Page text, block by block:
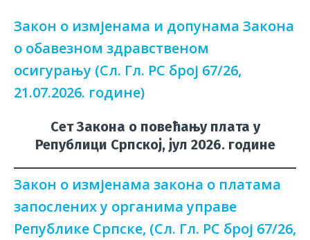
Закон о измјенама и допунама Закона
о обавезном здравственом
осигурању (Сл. Гл. РС број 67/26,
21.07.2026. године)
Сет Закона о повећању плата у
Републици Српској, јул 2026. године
Закон о измјенама закона о платама
запослених у органима управе
Републике Српске, (Сл. Гл. РС број 67/26,